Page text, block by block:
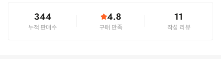
344
누적 판매수
4.8
구매 만족
11
작성 리뷰